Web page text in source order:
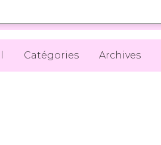
Catégories Archives